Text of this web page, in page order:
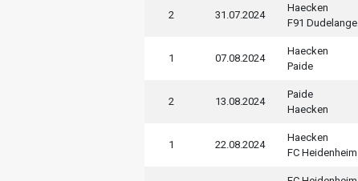
2 31.07.2024
Haecken
F91 Dudelange
1 07.08.2024
Haecken
Paide
2 13.08.2024
Paide
Haecken
1 22.08.2024
Haecken
FC Heidenheim